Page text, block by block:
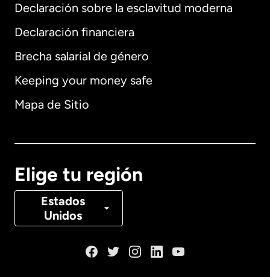
Declaración sobre la esclavitud moderna
Declaración financiera
Brecha salarial de género
Keeping your money safe
Mapa de Sitio
Elige tu región
Estados
Unidos
Internacional English
Alemania
Canadá Français